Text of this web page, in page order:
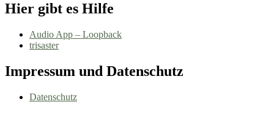
Hier gibt es Hilfe
Audio App – Loopback
trisaster
Impressum und Datenschutz
Datenschutz